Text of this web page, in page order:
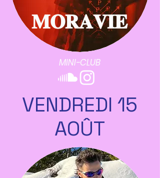
𝐌𝐎𝐑𝐀𝐕𝐈𝐄
MINI-CLUB
VENDREDI 15
AOÛT